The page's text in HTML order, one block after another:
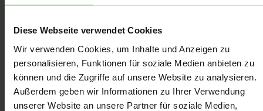
Diese Webseite verwendet Cookies
Wir verwenden Cookies, um Inhalte und Anzeigen zu
personalisieren, Funktionen für soziale Medien anbieten zu
können und die Zugriffe auf unsere Website zu analysieren.
Außerdem geben wir Informationen zu Ihrer Verwendung
unserer Website an unsere Partner für soziale Medien,
Online-Seminar
Grundlagen in der
Wundversorgung,
Teil 1/2
Online-Seminar
Grundlagen in der
Wundversorgung,
Teil 2/2